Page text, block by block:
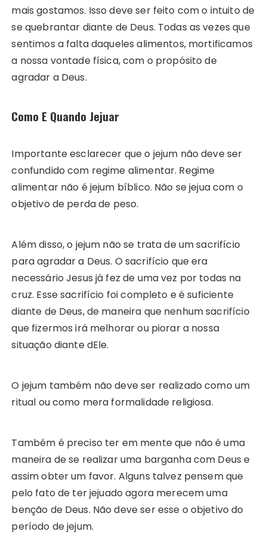
mais gostamos. Isso deve ser feito com o intuito de
se quebrantar diante de Deus. Todas as vezes que
sentimos a falta daqueles alimentos, mortificamos
a nossa vontade física, com o propósito de
agradar a Deus.
Como E Quando Jejuar
Importante esclarecer que o jejum não deve ser
confundido com regime alimentar. Regime
alimentar não é jejum bíblico. Não se jejua com o
objetivo de perda de peso.
Além disso, o jejum não se trata de um sacrifício
para agradar a Deus. O sacrifício que era
necessário Jesus já fez de uma vez por todas na
cruz. Esse sacrifício foi completo e é suficiente
diante de Deus, de maneira que nenhum sacrifício
que fizermos irá melhorar ou piorar a nossa
situação diante dEle.
O jejum também não deve ser realizado como um
ritual ou como mera formalidade religiosa.
Também é preciso ter em mente que não é uma
maneira de se realizar uma barganha com Deus e
assim obter um favor. Alguns talvez pensem que
pelo fato de ter jejuado agora merecem uma
benção de Deus. Não deve ser esse o objetivo do
período de jejum.